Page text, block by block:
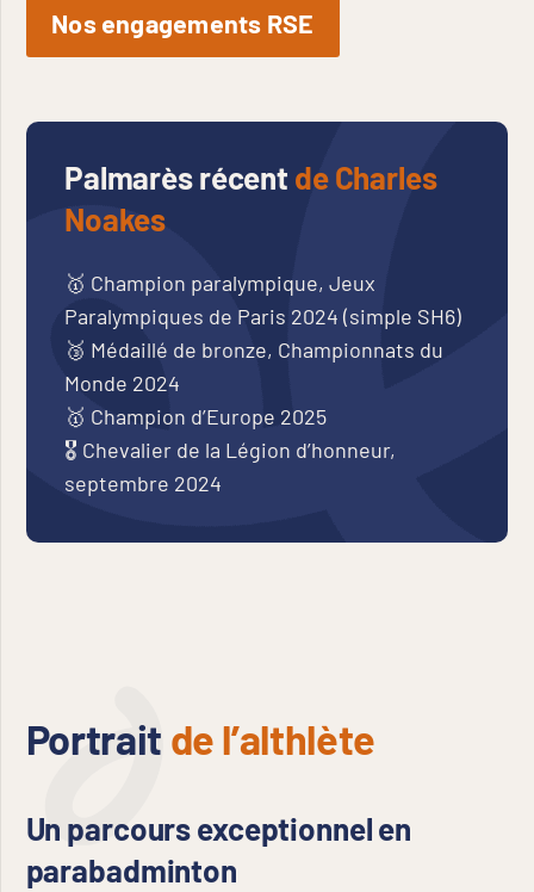
Nos engagements RSE
Palmarès récent de Charles
Noakes
🥇 Champion paralympique, Jeux
Paralympiques de Paris 2024 (simple SH6)
🥉 Médaillé de bronze, Championnats du
Monde 2024
🥇 Champion d’Europe 2025
🎖️ Chevalier de la Légion d’honneur,
septembre 2024
Portrait de l’althlète
Un parcours exceptionnel en
parabadminton